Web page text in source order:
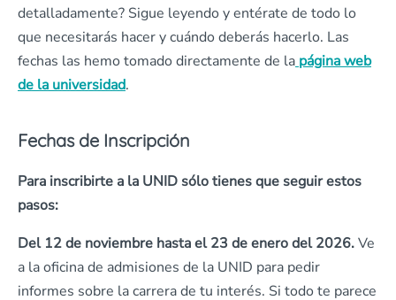
detalladamente? Sigue leyendo y entérate de todo lo
que necesitarás hacer y cuándo deberás hacerlo. Las
fechas las hemo tomado directamente de la página web
de la universidad.
Fechas de Inscripción
Para inscribirte a la UNID sólo tienes que seguir estos
pasos:
Del 12 de noviembre hasta el 23 de enero del 2026.Ve
a la oficina de admisiones de la UNID para pedir
informes sobre la carrera de tu interés. Si todo te parece